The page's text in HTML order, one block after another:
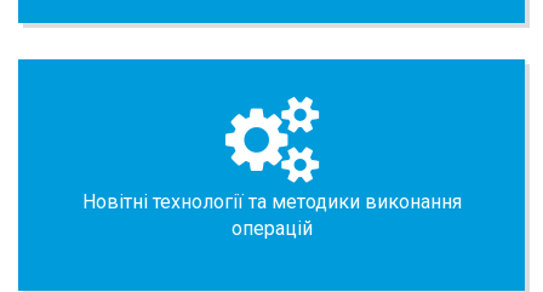
Новітні технології та методики виконання
операцій